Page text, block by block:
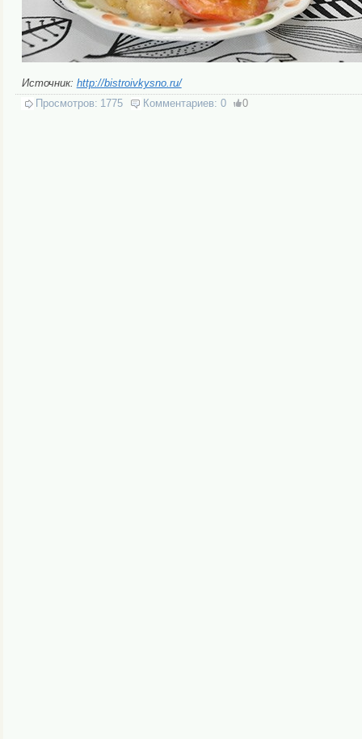
Источник: http://bistroivkysno.ru/
Просмотров: 1775 Комментариев: 0 0